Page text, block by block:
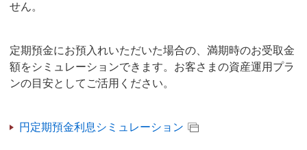
せん。
定期預金にお預入れいただいた場合の、満期時のお受取金
額をシミュレーションできます。お客さまの資産運用プラ
ンの目安としてご活用ください。
円定期預金利息シミュレーション